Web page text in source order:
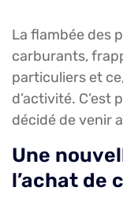
La flambée des
carburants,
particuliers et
d’activité. C’est
décidé de venir
Une
l’achat de